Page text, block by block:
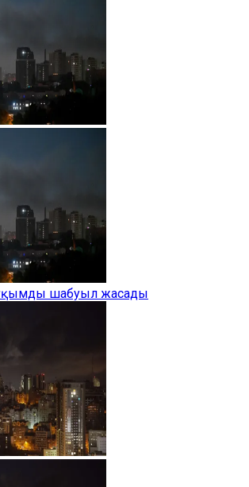
шабуыл жасады